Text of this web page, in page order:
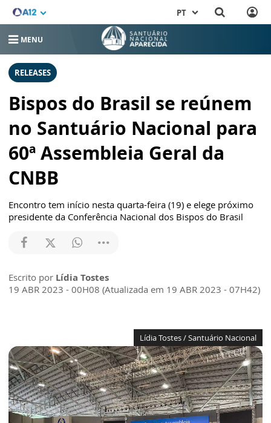
PT
MENU
RELEASES
Bispos do Brasil se reúnem
no Santuário Nacional para
60ª Assembleia Geral da
CNBB
Encontro tem início nesta quarta-feira (19) e elege próximo
presidente da Conferência Nacional dos Bispos do Brasil
Escrito por Lídia Tostes
19 ABR 2023 - 00H08 (Atualizada em 19 ABR 2023 - 07H42)
Lídia Tostes / Santuário Nacional